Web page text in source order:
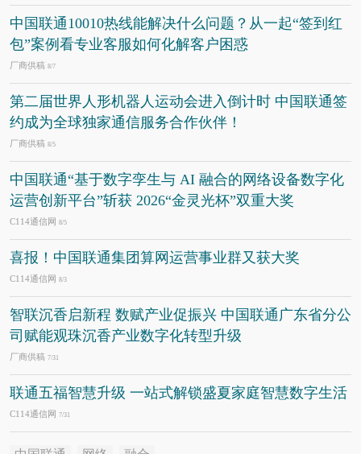
中国联通10010热线能解决什么问题？从一起“签到红
包”案例看专业客服如何化解客户困惑
厂商供稿 8/7
第二届世界人形机器人运动会进入倒计时 中国联通签
约成为全球独家通信服务合作伙伴！
厂商供稿 8/5
中国联通“基于数字孪生与 AI 融合的网络设备数字化
运营创新平台”斩获 2026“金灵光杯”双重大奖
C114通信网 8/5
喜报！中国联通集团算网运营事业群又获大奖
C114通信网 8/3
智联沉香启新程 数赋产业促振兴 中国联通广东省分公
司赋能观珠沉香产业数字化转型升级
厂商供稿 7/31
联通五福智慧升级 一站式解锁盛夏家庭智慧数字生活
C114通信网 7/31